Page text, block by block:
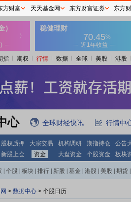
指 期权 行情 数据 全球 美股 港股
心 全球财经快讯 行情中
股权质押 大宗交易 机构调研 期指持仓
公告
新股上会 资金 大盘资金 个股资金 板块
个股 板块 排行 新股 基金 港股 美股 期货
> 数据中心 > 个股日历
方财富 天天基金网 东方财富证券 东方